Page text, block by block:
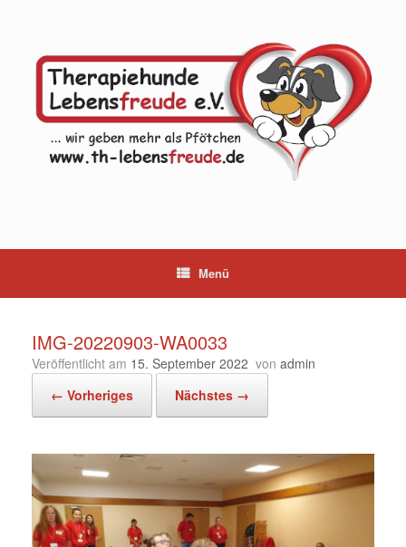
Menü
IMG-20220903-WA0033
Veröffentlicht am 15. September 2022 von admin
← Vorheriges
Nächstes →